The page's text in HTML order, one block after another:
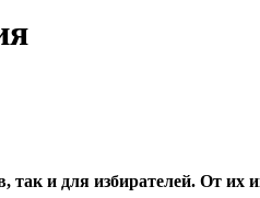
и для избирателей. От их